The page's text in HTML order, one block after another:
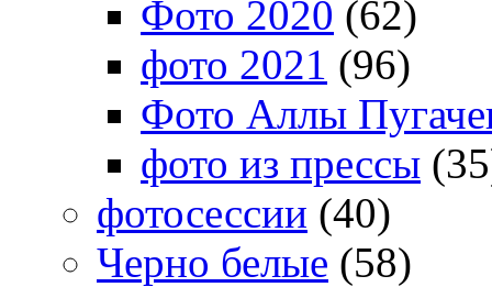
Фото 2020 (62)
фото 2021 (96)
Фото Аллы
фото из прессы
фотосессии (40)
Черно белые (58)